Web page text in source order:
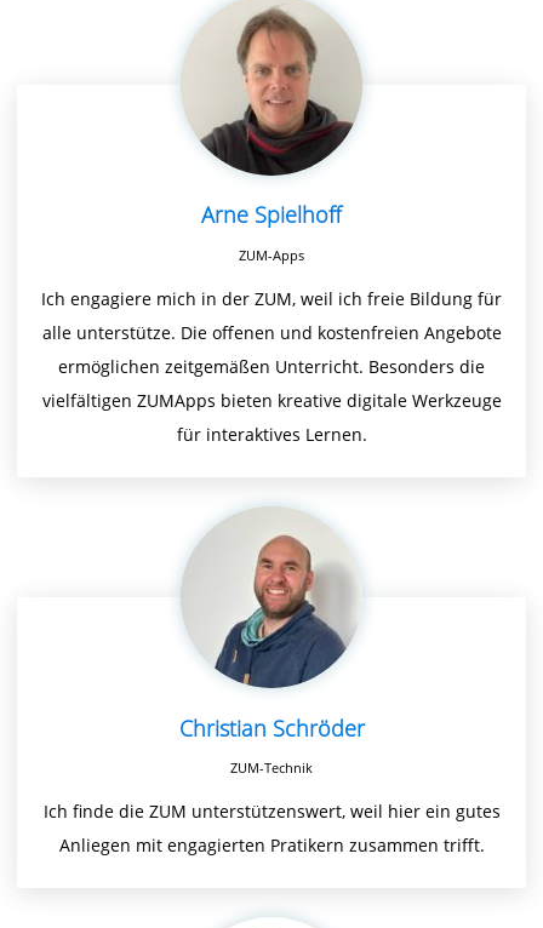
Arne Spielhoff
ZUM-Apps
Ich engagiere mich in der ZUM, weil ich freie Bildung für
alle unterstütze. Die offenen und kostenfreien Angebote
ermöglichen zeitgemäßen Unterricht. Besonders die
vielfältigen ZUMApps bieten kreative digitale Werkzeuge
für interaktives Lernen.
Christian Schröder
ZUM-Technik
Ich finde die ZUM unterstützenswert, weil hier ein gutes
Anliegen mit engagierten Pratikern zusammen trifft.